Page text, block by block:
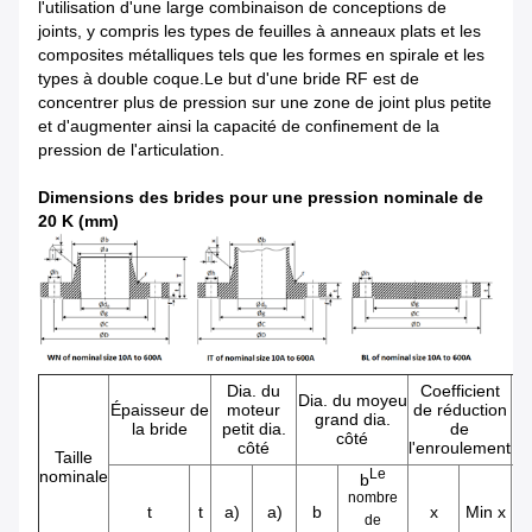
l'utilisation d'une large combinaison de conceptions de
joints, y compris les types de feuilles à anneaux plats et les
composites métalliques tels que les formes en spirale et les
types à double coque.Le but d'une bride RF est de
concentrer plus de pression sur une zone de joint plus petite
et d'augmenter ainsi la capacité de confinement de la
pression de l'articulation.
Dimensions des brides pour une pression nominale de
20 K (mm)
Taille
nominale
Épaisseur de
la bride
Dia. du
moteur
petit dia.
côté
Dia. du moyeu
grand dia.
côté
Coefficient
de réduction
de
l'enroulement
t t a) a) b
b Le
nombre
de
x Min x